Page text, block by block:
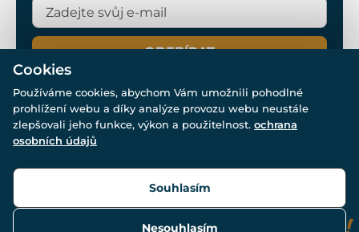
ODEBÍRAT
© Všechna práva vyhrazena. www.drakkaria.cz 2007-2026.
Cookies
Používáme cookies, abychom Vám umožnili pohodlné
prohlížení webu a díky analýze provozu webu neustále
zlepšovali jeho funkce, výkon a použitelnost. ochrana
osobních údajů
Nesouhlasím
Souhlasím